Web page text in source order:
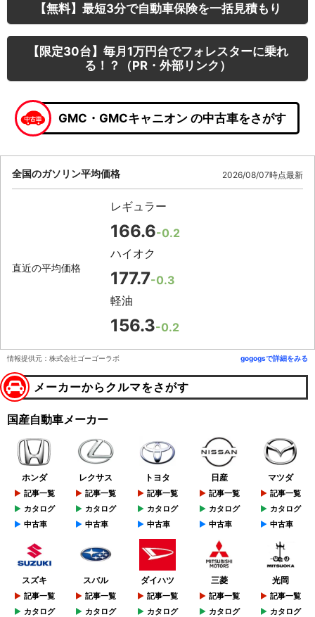
【無料】最短3分で自動車保険を一括見積もり
【限定30台】毎月1万円台でフォレスターに乗れ
る！？（PR・外部リンク）
GMC・GMCキャニオン の中古車をさがす
全国のガソリン平均価格 2026/08/07時点最新
直近の平均価格
レギュラー
166.6-0.2
ハイオク
177.7-0.3
軽油
156.3-0.2
情報提供元：株式会社ゴーゴーラボ gogogsで詳細をみる
メーカーからクルマをさがす
国産自動車メーカー
ホンダ
記事一覧
カタログ
中古車
レクサス
記事一覧
カタログ
中古車
トヨタ
記事一覧
カタログ
中古車
日産
記事一覧
カタログ
中古車
マツダ
記事一覧
カタログ
中古車
スズキ
記事一覧
カタログ
スバル
記事一覧
カタログ
ダイハツ
記事一覧
カタログ
三菱
記事一覧
カタログ
光岡
記事一覧
カタログ